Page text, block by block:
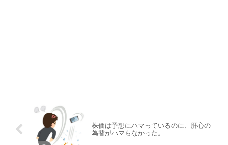
株価は予想にハマっているのに、肝心の
為替がハマらなかった。